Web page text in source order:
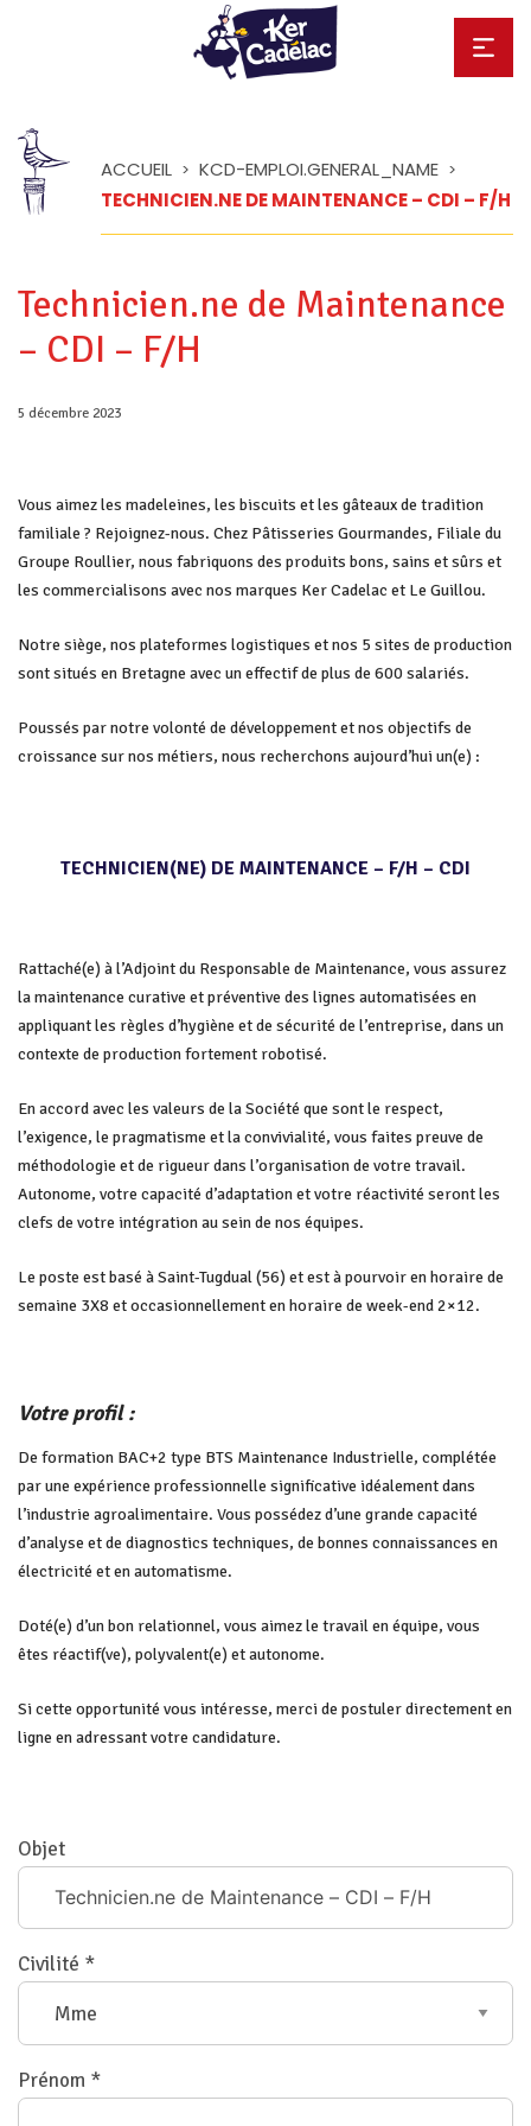
Technicien.ne de Maintenance
– CDI – F/H
ACCUEIL > KCD-EMPLOI.GENERAL_NAME >
TECHNICIEN.NE DE MAINTENANCE – CDI – F/H
Posted
5 décembre 2023
Vous aimez les madeleines, les biscuits et les gâteaux de tradition
familiale ? Rejoignez-nous. Chez Pâtisseries Gourmandes, Filiale du
Groupe Roullier, nous fabriquons des produits bons, sains et sûrs et
les commercialisons avec nos marques Ker Cadelac et Le Guillou.
Notre siège, nos plateformes logistiques et nos 5 sites de production
sont situés en Bretagne avec un effectif de plus de 600 salariés.
Poussés par notre volonté de développement et nos objectifs de
croissance sur nos métiers, nous recherchons aujourd’hui un(e) :
TECHNICIEN(NE) DE MAINTENANCE – F/H – CDI
Rattaché(e) à l’Adjoint du Responsable de Maintenance, vous assurez
la maintenance curative et préventive des lignes automatisées en
appliquant les règles d’hygiène et de sécurité de l’entreprise, dans un
contexte de production fortement robotisé.
En accord avec les valeurs de la Société que sont le respect,
l’exigence, le pragmatisme et la convivialité, vous faites preuve de
méthodologie et de rigueur dans l’organisation de votre travail.
Autonome, votre capacité d’adaptation et votre réactivité seront les
clefs de votre intégration au sein de nos équipes.
Le poste est basé à Saint-Tugdual (56) et est à pourvoir en horaire de
semaine 3X8 et occasionnellement en horaire de week-end 2×12.
Votre profil :
De formation BAC+2 type BTS Maintenance Industrielle, complétée
par une expérience professionnelle significative idéalement dans
l’industrie agroalimentaire. Vous possédez d’une grande capacité
d’analyse et de diagnostics techniques, de bonnes connaissances en
électricité et en automatisme.
Doté(e) d’un bon relationnel, vous aimez le travail en équipe, vous
êtes réactif(ve), polyvalent(e) et autonome.
Si cette opportunité vous intéresse, merci de postuler directement en
ligne en adressant votre candidature.
Objet
Civilité *
Prénom *